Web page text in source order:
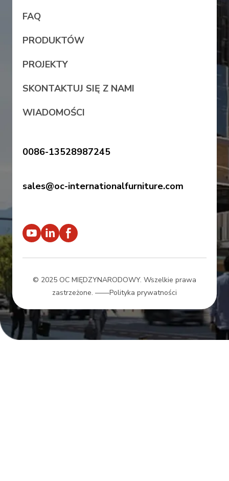
FAQ
PRODUKTÓW
PROJEKTY
SKONTAKTUJ SIĘ Z NAMI
WIADOMOŚCI
0086-13528987245
sales@oc-internationalfurniture.com
© 2025 OC MIĘDZYNARODOWY. Wszelkie prawa
zastrzeżone. ——Polityka prywatności